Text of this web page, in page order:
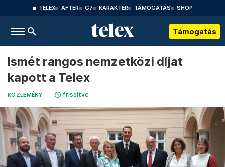
TELEX AFTER G7 KARAKTER TÁMOGATÁS SHOP
Támogatás
Ismét rangos nemzetközi díjat
kapott a Telex
KÖZLEMÉNY frissítve